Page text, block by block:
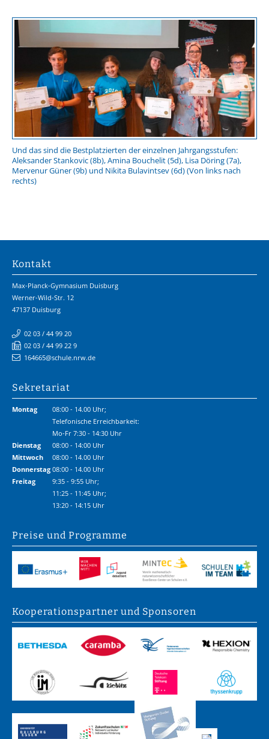
Und das sind die Bestplatzierten der einzelnen Jahrgangsstufen:
Aleksander Stankovic (8b), Amina Bouchelit (5d), Lisa Döring (7a),
Mervenur Güner (9b) und Nikita Bulavintsev (6d) (Von links nach
rechts)
Kontakt
Max-Planck-Gymnasium Duisburg
Werner-Wild-Str. 12
47137 Duisburg
02 03 / 44 99 20
02 03 / 44 99 22 9
164665@schule.nrw.de
Sekretariat
Montag
08:00 - 14.00 Uhr;
Telefonische Erreichbarkeit:
Mo-Fr 7:30 - 14:30 Uhr
Dienstag
08:00 - 14:00 Uhr
Mittwoch
08:00 - 14.00 Uhr
Donnerstag 08:00 - 14.00 Uhr
Freitag
9:35 - 9:55 Uhr;
11:25 - 11:45 Uhr;
13:20 - 14:15 Uhr
Preise und Programme
Kooperations­partner und Sponsoren